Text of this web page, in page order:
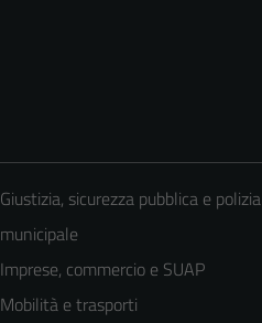
Giustizia, sicurezza pubblica e polizia
municipale
Imprese, commercio e SUAP
Mobilità e trasporti